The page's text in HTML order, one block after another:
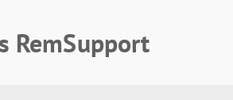
RemSupport